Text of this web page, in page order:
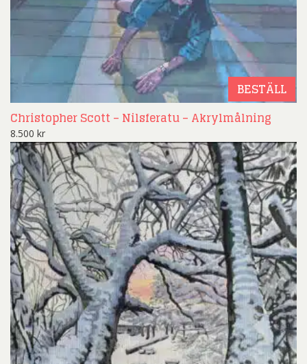
BESTÄLL
Christopher Scott – Nilsferatu – Akrylmålning
8.500 kr